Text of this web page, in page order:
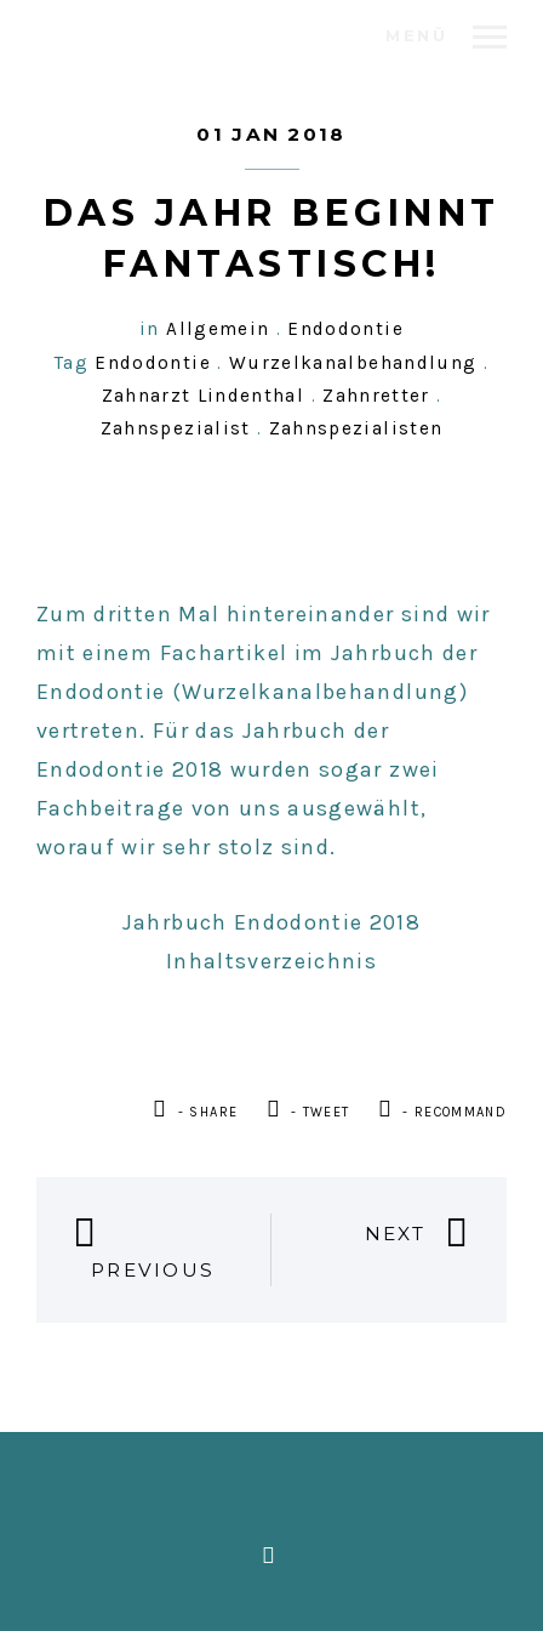
01 JAN 2018
DAS JAHR BEGINNT
FANTASTISCH!
in Allgemein . Endodontie
Tag Endodontie . Wurzelkanalbehandlung .
Zahnarzt Lindenthal . Zahnretter .
Zahnspezialist . Zahnspezialisten
Zum dritten Mal hintereinander sind wir
mit einem Fachartikel im Jahrbuch der
Endodontie (Wurzelkanalbehandlung)
vertreten. Für das Jahrbuch der
Endodontie 2018 wurden sogar zwei
Fachbeitrage von uns ausgewählt,
worauf wir sehr stolz sind.
Jahrbuch Endodontie 2018
Inhaltsverzeichnis
- SHARE - TWEET - RECOMMAND
PREVIOUS
NEXT